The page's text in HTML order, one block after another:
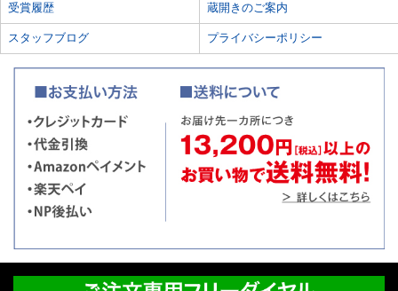
受賞履歴 蔵開きのご案内
スタッフブログ プライバシーポリシー